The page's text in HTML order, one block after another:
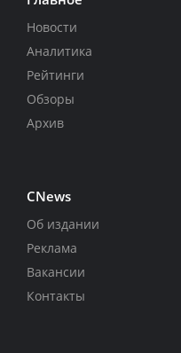
Новости
Аналитика
Рейтинги
Обзоры
Архив
CNews
Об издании
Реклама
Вакансии
Контакты